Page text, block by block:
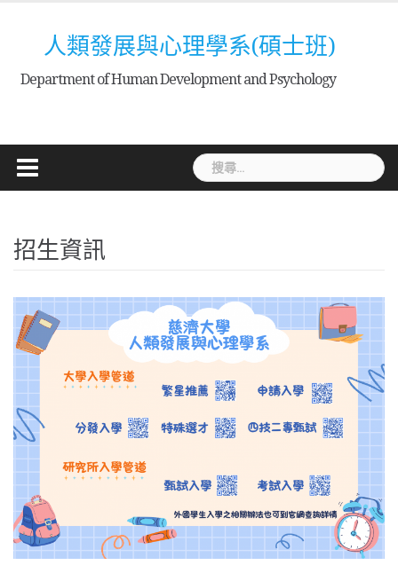
content人類發展與心理學系(碩士班)
Department of Human Development and Psychology
搜
尋
招生資訊